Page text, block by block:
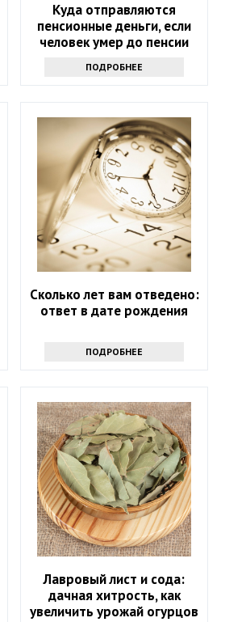
Куда отправляются
пенсионные деньги, если
человек умер до пенсии
ПОДРОБНЕЕ
Сколько лет вам отведено:
ответ в дате рождения
ПОДРОБНЕЕ
Лавровый лист и сода:
дачная хитрость, как
увеличить урожай огурцов